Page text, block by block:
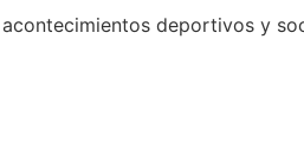
deportivos y